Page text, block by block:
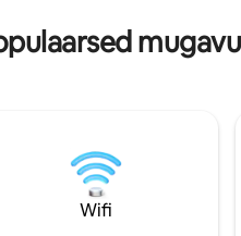
Stepantsminda keskus on
majutuskohast 1,6 km
Vladikavkazi
Wifi